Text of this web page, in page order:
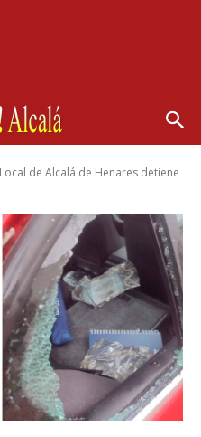
de Alcalá de Henares detiene